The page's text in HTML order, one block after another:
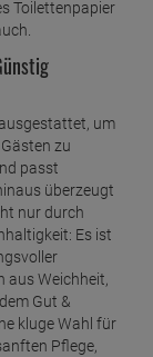
Toilettenpapier
um
zu
passt
überzeugt
nur durch
Es ist
aus Weichheit,
Gut &
kluge Wahl für
Pflege,